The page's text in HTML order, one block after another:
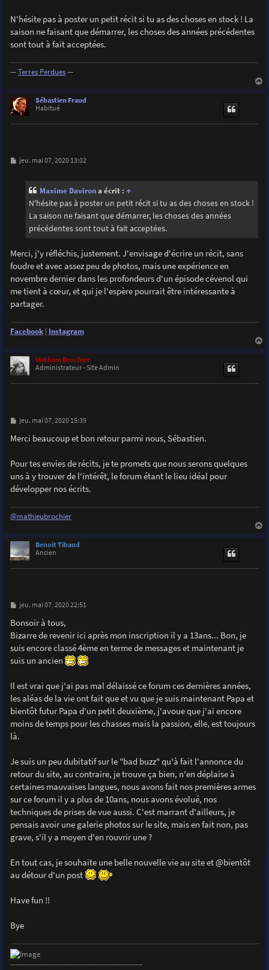
N'hésite pas à poster un petit récit si tu as des choses en stock ! La
saison ne faisant que démarrer, les choses des années précédentes
sont tout à fait acceptées.
—Terres Perdues—
Sébastien Fraud
Habitué
M
jeu. mai 07, 2020 13:02
Maxime Davirona écrit : ↑
N'hésite pas à poster un petit récit si tu as des choses en stock !
La saison ne faisant que démarrer, les choses des années
précédentes sont tout à fait acceptées.
Merci, j'y réfléchis, justement. J'envisage d'écrire un récit, sans
foudre et avec assez peu de photos, mais une expérience en
novembre dernier dans les profondeurs d'un épisode cévenol qui
me tient à cœur, et qui je l'espère pourrait être intéressante à
partager.
Facebook| Instagram
Mathieu Brochier
Administrateur - Site Admin
M
s
s
e
jeu. mai 07, 2020 15:35
Merci beaucoup et bon retour parmi nous, Sébastien.
Pour tes envies de récits, je te promets que nous serons quelques
uns à y trouver de l'intérêt, le forum étant le lieu idéal pour
développer nos écrits.
@mathieubrochier
Benoit Tibaud
Ancien
M
s
s
a
g
e
jeu. mai 07, 2020 22:51
Bonsoir à tous,
Bizarre de revenir ici après mon inscription il y a 13ans... Bon, je
suis encore classé 4ème en terme de messages et maintenant je
suis un ancien
Il est vrai que j'ai pas mal délaissé ce forum ces dernières années,
les aléas de la vie ont fait que et vu que je suis maintenant Papa et
bientôt futur Papa d'un petit deuxième, j'avoue que j'ai encore
moins de temps pour les chasses mais la passion, elle, est toujours
là.
Je suis un peu dubitatif sur le "bad buzz" qu'à fait l'annonce du
retour du site, au contraire, je trouve ça bien, n'en déplaise à
certaines mauvaises langues, nous avons fait nos premières armes
sur ce forum il y a plus de 10ans, nous avons évolué, nos
techniques de prises de vue aussi. C'est marrant d'ailleurs, je
pensais avoir une galerie photos sur le site, mais en fait non, pas
grave, s'il y a moyen d'en rouvrir une ?
En tout cas, je souhaite une belle nouvelle vie au site et @bientôt
au détour d'un post
Have fun !!
Bye
-------------------------------------------------------